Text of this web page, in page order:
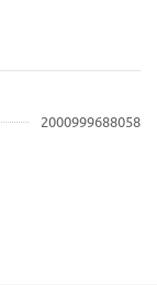
2000999688058